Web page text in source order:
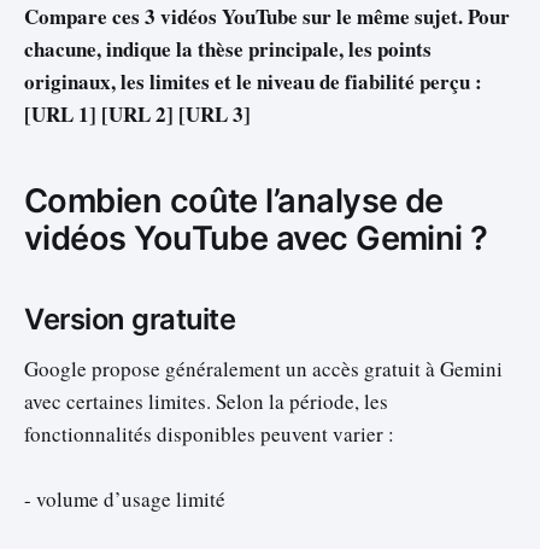
Compare ces 3 vidéos YouTube sur le même sujet. Pour
chacune, indique la thèse principale, les points
originaux, les limites et le niveau de fiabilité perçu :
[URL 1] [URL 2] [URL 3]
Combien coûte l’analyse de
vidéos YouTube avec Gemini ?
Version gratuite
Google propose généralement un accès gratuit à Gemini
avec certaines limites. Selon la période, les
fonctionnalités disponibles peuvent varier :
- volume d’usage limité